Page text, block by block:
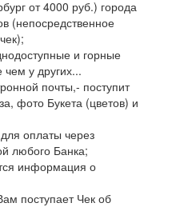
от 4000 руб.) города
(непосредственное
и горные
у других...
почты,- поступит
фото Букета (цветов) и
оплаты через
любого Банка;
информация о
поступает Чек об